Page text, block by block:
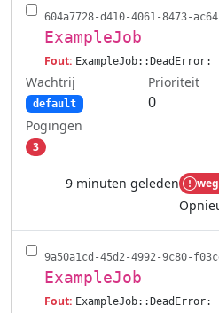
604a7728-d410-4061-8473-
ExampleJob
Fout: ExampleJob::DeadError:
Wachtrij
default
Prioriteit
0
Pogingen
3
9 minuten geleden
9a50a1cd-45d2-4992-9c80-
ExampleJob
Fout: ExampleJob::DeadError: